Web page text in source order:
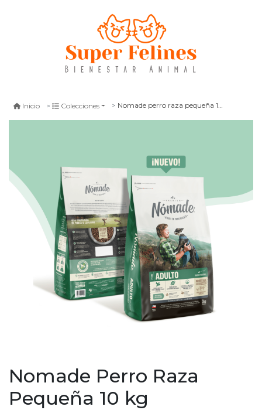
Inicio Colecciones Nomade perro raza pequeña 10 kg
Nomade Perro Raza
Pequeña 10 kg